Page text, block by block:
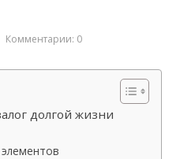
Комментарии: 0
долгой жизни